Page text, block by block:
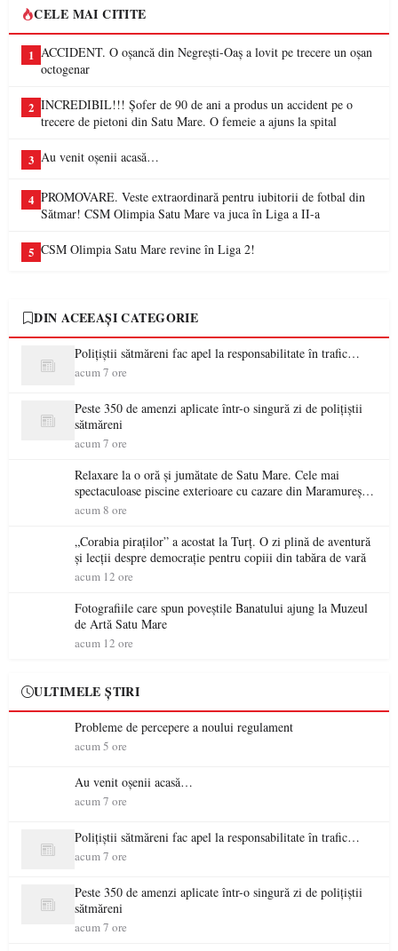
CELE MAI CITITE
1 ACCIDENT. O oșancă din Negrești-Oaș a lovit pe trecere un oșan
octogenar
2 INCREDIBIL!!! Șofer de 90 de ani a produs un accident pe o
trecere de pietoni din Satu Mare. O femeie a ajuns la spital
3 Au venit oșenii acasă…
4 PROMOVARE. Veste extraordinară pentru iubitorii de fotbal din
Sătmar! CSM Olimpia Satu Mare va juca în Liga a II-a
5 CSM Olimpia Satu Mare revine în Liga 2!
DIN ACEEAȘI CATEGORIE
Polițiștii sătmăreni fac apel la responsabilitate în trafic…
acum 7 ore
Peste 350 de amenzi aplicate într-o singură zi de polițiștii
sătmăreni
acum 7 ore
Relaxare la o oră și jumătate de Satu Mare. Cele mai
spectaculoase piscine exterioare cu cazare din Maramureș,
ideale pentru o escapadă de vară
acum 8 ore
„Corabia piraților” a acostat la Turț. O zi plină de aventură
și lecții despre democrație pentru copiii din tabăra de vară
acum 12 ore
Fotografiile care spun poveștile Banatului ajung la Muzeul
de Artă Satu Mare
acum 12 ore
ULTIMELE ȘTIRI
Probleme de percepere a noului regulament
acum 5 ore
Au venit oșenii acasă…
acum 7 ore
Polițiștii sătmăreni fac apel la responsabilitate în trafic…
acum 7 ore
Peste 350 de amenzi aplicate într-o singură zi de polițiștii
sătmăreni
acum 7 ore